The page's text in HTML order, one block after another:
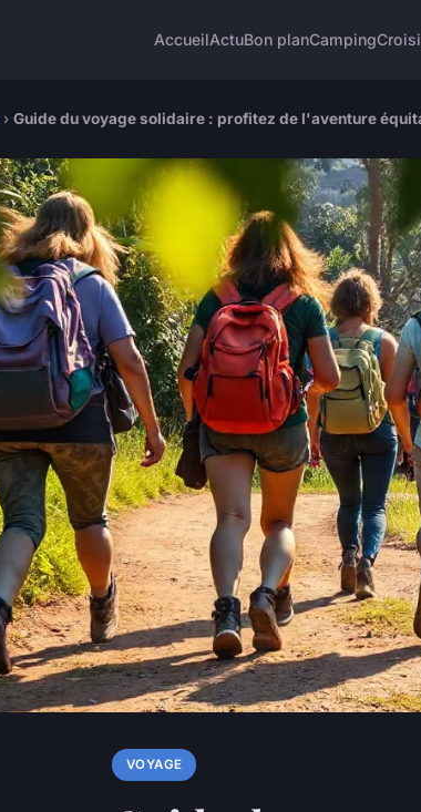
AccueilActuBon planCamping
› Guide du voyage solidaire : profitez de l'aventure
VOYAGE